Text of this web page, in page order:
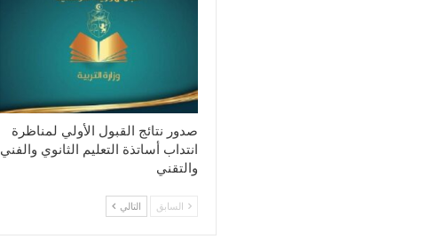
صدور نتائج القبول الأولي لمناظرة
انتداب أساتذة التعليم الثانوي والفني
والتقني
السابق التالي